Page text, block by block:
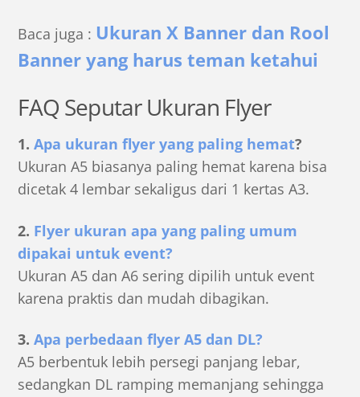
Baca juga : Ukuran X Banner dan Rool
Banner yang harus teman ketahui
FAQ Seputar Ukuran Flyer
1.Apa ukuran flyer yang paling hemat?
Ukuran A5 biasanya paling hemat karena bisa
dicetak 4 lembar sekaligus dari 1 kertas A3.
2. Flyer ukuran apa yang paling umum
dipakai untuk event?
Ukuran A5 dan A6 sering dipilih untuk event
karena praktis dan mudah dibagikan.
3.Apa perbedaan flyer A5 dan DL?
A5 berbentuk lebih persegi panjang lebar,
sedangkan DL ramping memanjang sehingga